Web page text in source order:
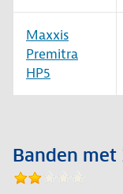
Maxxis
Premitra
HP5
Banden